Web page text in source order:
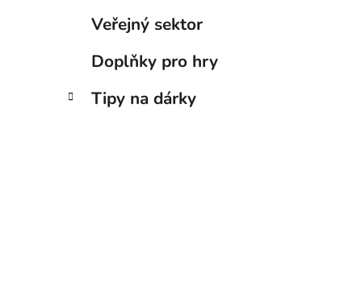
Veřejný sektor
Doplňky pro hry
Tipy na dárky